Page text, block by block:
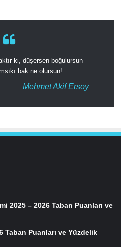
ki, düşersen boğulursun
bak ne olursun!
Mehmet Akif Ersoy
2025 – 2026 Taban Puanları ve
Taban Puanları ve Yüzdelik